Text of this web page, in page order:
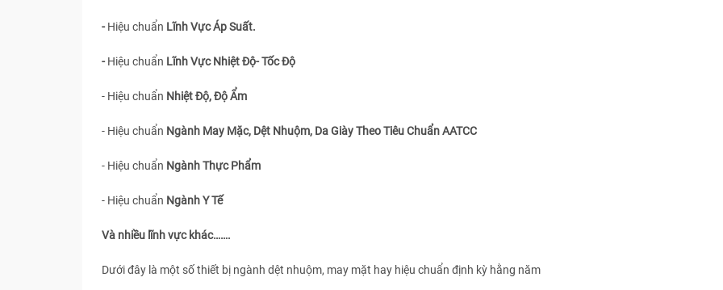
-Hiệu chuẩn Lĩnh Vực Áp Suất.
-Hiệu chuẩn Lĩnh Vực Nhiệt Độ- Tốc Độ
- Hiệu chuẩn Nhiệt Độ, Độ Ẩm
- Hiệu chuẩn Ngành May Mặc, Dệt Nhuộm, Da Giày Theo Tiêu ChuẩnAATCC
- Hiệu chuẩn Ngành Thực Phẩm
- Hiệu chuẩn Ngành Y Tế
Và nhiều lĩnh vực khác…….
Dưới đây là một số thiết bị ngành dệt nhuộm, may mặt hay hiệu chuẩn định kỳ hằng năm